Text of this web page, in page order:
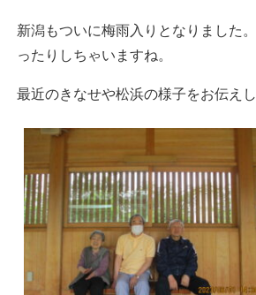
新潟もついに梅雨入りとなりました
ったりしちゃいますね。
最近のきなせや松浜の様子をお伝え